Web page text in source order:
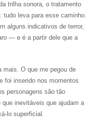
trilha sonora, o tratamento
tudo leva para esse caminho.
alguns indicativos de terror,
— e é a partir dele que a
mais. O que me pegou de
foi inserido nos momentos
personagens são tão
inevitáveis que ajudam a
lo superficial.